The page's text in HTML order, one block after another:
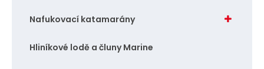
Nafukovací katamarány
Hliníkové lodě a čluny Marine